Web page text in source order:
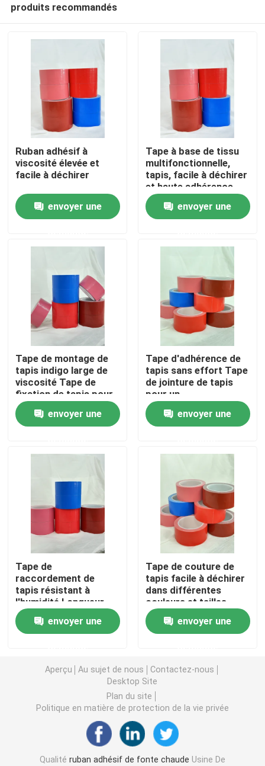
Aperçu
Produits
A propos de nous
Visite d'usine
Contrôle de la qualité
Contact
Demande de soumission
ruban adhésif de fonte chaude
Ruban adhésif de tapis
double bande dégrossie de mousse
Ruban adhésif de libération de bout droit
Blocs chauds de fonte
Plat flexographique montant des bandes
Ruban de transfert adhésif
Ruban adhésif démontable
produits recommandés
Ruban adhésif à
viscosité élevée et
facile à déchirer
envoyer une
Tape à base de tissu
multifonctionnelle,
tapis, facile à déchirer
et haute adhérence
envoyer une
Tape de montage de
tapis indigo large de
viscosité Tape de
fixation de tapis pour
des sols sans soudure
et sécurisésenvoyer une
Tape d'adhérence de
tapis sans effort Tape
de jointure de tapis
pour un
repositionnement
facile envoyer une
Tape de
raccordement de
tapis résistant à
l'humidité Longueur
personnalisable
(1020/1240mm-
320um)
envoyer une
Tape de couture de
tapis facile à déchirer
dans différentes
couleurs et tailles
1020/1240 mm
envoyer une
Aperçu Au sujet de nous
Contactez-nous
Desktop Site
Plan du site
Politique en matière de protection de la vie privée
Qualité ruban adhésif de fonte chaude Usine De